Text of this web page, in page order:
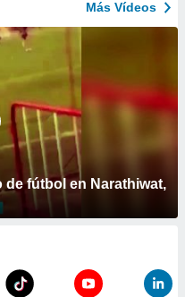
Más Vídeos
de fútbol en Narathiwat,